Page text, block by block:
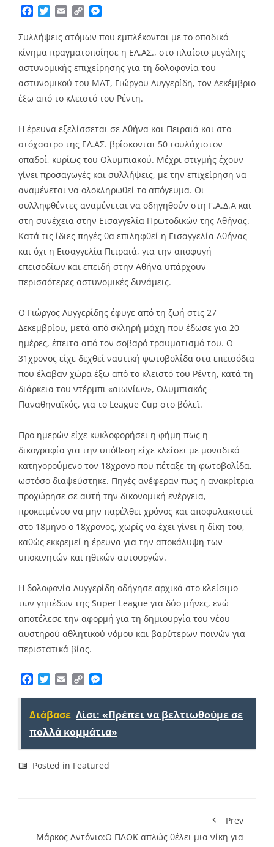
Facebook
TwitterEmailCopy
Συλλήψεις ατόμων που εμπλέκονται με το οπαδικό
κίνημα πραγματοποίησε η ΕΛ.ΑΣ., στο πλαίσιο μεγάλης
αστυνομικής επιχείρησης για τη δολοφονία του
αστυνομικού του ΜΑΤ, Γιώργου Λυγγερίδη, τον Δεκέμβριο
έξω από το κλειστό του Ρέντη.
Η έρευνα εξελίσσεται σε Αθήνα και Πειραιά και στο
στόχαστρο της ΕΛ.ΑΣ. βρίσκονται 50 τουλάχιστον
οπαδοί, κυρίως του Ολυμπιακού. Μέχρι στιγμής έχουν
γίνει προσαγωγές και συλλήψεις, με την επιχείρηση να
αναμένεται να ολοκληρωθεί το απόγευμα. Οι
συλληφθέντες αναμένεται να οδηγηθούν στη Γ.Α.Δ.Α και
στη συνέχεια στην Εισαγγελία Πρωτοδικών της Αθήνας.
Κατά τις ίδιες πηγές θα επιληφθεί η Εισαγγελία Αθήνας
και όχι η Εισαγγελία Πειραιά, για την αποφυγή
επεισοδίων και επειδή στην Αθήνα υπάρχουν
περισσότερες αστυνομικές δυνάμεις.
Ο Γιώργος Λυγγερίδης έφυγε από τη ζωή στις 27
Δεκεμβρίου, μετά από σκληρή μάχη που έδωσε για 20
ημέρες, έπειτα από τον σοβαρό τραυματισμό του. Ο
31χρονος είχε δεχθεί ναυτική φωτοβολίδα στα επεισόδια
που έλαβαν χώρα έξω από το κλειστό του Ρέντη, κατά τη
διάρκεια του ντέρμπι «αιωνίων», Ολυμπιακός–
Παναθηναϊκός, για το League Cup στο βόλεϊ.
Προ ημερών είχε κυκλοφορήσει η φήμη πως η
δικογραφία για την υπόθεση είχε κλείσει με μοναδικό
κατηγορούμενο τον 18χρονο που πέταξε τη φωτοβολίδα,
ωστόσο διαψεύστηκε. Πηγές ανέφεραν πως η ανακρίτρια
προχώρησε σε αυτή την δικονομική ενέργεια,
προκειμένου να μην παρέλθει χρόνος και αποφυλακιστεί
στο 18μηνο ο 18χρονος, χωρίς να έχει γίνει η δίκη του,
καθώς εκκρεμεί η έρευνα για την αποκάλυψη των
υποκινητών και ηθικών αυτουργών.
Η δολοφονία Λυγγερίδη οδήγησε αρχικά στο κλείσιμο
των γηπέδων της Super League για δύο μήνες, ενώ
αποτέλεσε την αφορμή για τη δημιουργία του νέου
αυστηρού αθλητικού νόμου και βαρύτερων ποινών για
περιστατικά βίας.
Facebook
TwitterEmailCopy
Διάβασε Λίσι: «Πρέπει να βελτιωθούμε σε
πολλά κομμάτια»
Posted in Featured
Prev
Μάρκος Αντόνιο:Ο ΠΑΟΚ απλώς θέλει μια νίκη για